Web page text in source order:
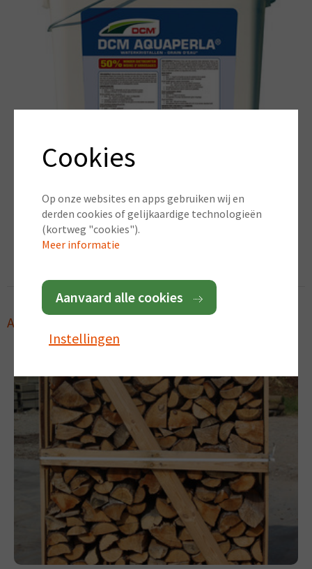
Waterkristallen
Vanaf:€ 23,95 / 1 kg (incl. BTW)
Anderen bekeken ook
Cookies
Op onze websites en apps gebruiken wij en
derden cookies of gelijkaardige technologieën
(kortweg "cookies").
Meer informatie
Aanvaard alle cookies
Instellingen